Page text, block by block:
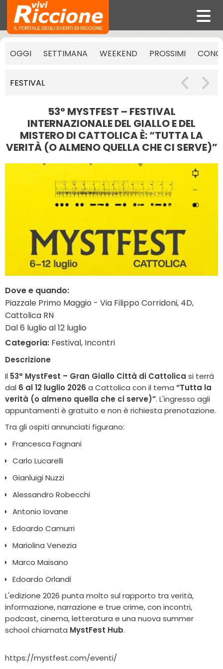
OGGI SETTIMANA WEEKEND PROSSIMI
FESTIVAL
53° MYSTFEST – FESTIVAL
INTERNAZIONALE DEL GIALLO E DEL
MISTERO DI CATTOLICA È: “TUTTA LA
VERITÀ (O ALMENO QUELLA CHE CI SERVE)”
Dove e quando:
Piazzale Primo Maggio - Via Filippo Corridoni, 4D,
Cattolica RN
Dal 6 luglio al 12 luglio
Categoria: Festival, Incontri
Descrizione
Il 53° MystFest – Gran Giallo Città di Cattolica si terrà
dal 6 al 12 luglio 2026 a Cattolica con il tema “Tutta la
verità (o almeno quella che ci serve)”. L'ingresso agli
appuntamenti è gratuito e non è richiesta prenotazione.
Tra gli ospiti annunciati figurano:
Francesca Fagnani
Carlo Lucarelli
Gianluigi Nuzzi
Alessandro Robecchi
Antonio Iovane
Edoardo Camurri
Mariolina Venezia
Marco Maisano
Edoardo Orlandi
L'edizione 2026 punta molto sul rapporto tra verità,
informazione, narrazione e true crime, con incontri,
podcast, cinema, letteratura e una nuova summer
school chiamata MystFest Hub.
https://mystfest.com/eventi/